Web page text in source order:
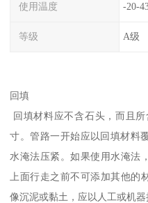
使用温度 -20-
等级 A级
回填
回填材料应不含石头，而且
寸。管路一开始应以回填材料
水淹法压紧。如果使用水淹法
上面行走之前不可添加其他的
像沉泥或黏土，应以人工或机器